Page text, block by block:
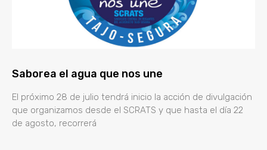
Saborea el agua que nos une
El próximo 28 de julio tendrá inicio la acción de divulgación
que organizamos desde el SCRATS y que hasta el día 22
de agosto, recorrerá